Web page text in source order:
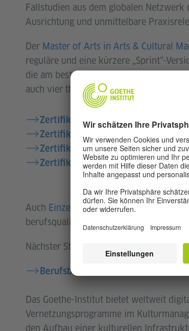
Fallstudien aus dem globalen
Ausrichtung und unmittelbare
Der Master of Arts in Arts & Cultural
reguläre und eine kürzere „Sprint“-
die am besten zu ihren individuellen
auch vier themenspezifische Zertifikate
Zertifikat Arts & Cultural
Zertifikat Arts & Cultural
Zertifikat International Cultural
Zertifikat Developing Culture
Auch Einzelmodule
können belegt
berufsqualifizierender
Nächster Studienbeginn ist im
Berufsbegleitender Master Arts
Das Goethe-Institut bietet weltweit
Vernetzungsprogramme im
den Aufbau einer kulturellen